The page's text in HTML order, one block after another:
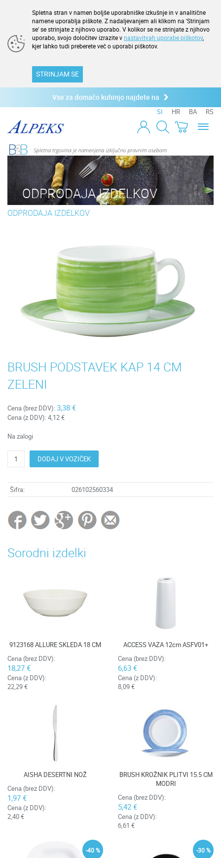
Spletna stran v namen boljše uporabniške izkušnje in v analitične
namene uporablja piškote. Z nadaljevanjem ali klikom na 'Strinjam
se' se strinjate z njihovo uporabo. V kolikor se ne strinjate z njihovo
uporabo, svojo določitev izrazite vnastavitvah uporabe piškotov,
kjer lahko tudi preberete več o uporabi piškotov.
STRINJAM SE
Vse za domačo kuhinjo najdete na
SI HR BA
RS
Toggle
ODPRODAJA IZDELKOV
ODPRODAJA IZDELKOV
BRUSH PODSTAVEK KAP 14 CM
ZELENI
Cena (brez DDV): 3,38 €
Cena (z DDV): 4,12 €
Na zalogi
DODAJ V VOZIČEK
Šifra: 026102560334
Sorodni izdelki
9123168 ALLURE SKLEDA 18 CM
Cena (brez DDV):
18,27 €
Cena (z DDV):
22,29 €
ACCESS VAZA 12cm ASFV01+
Cena (brez DDV):
6,63 €
Cena (z DDV):
8,09 €
AISHA DESERTNI NOŽ
Cena (brez DDV):
1,97 €
Cena (z DDV):
2,40 €
BRUSH KROŽNIK PLITVI 15.5 CM
MODRI
Cena (brez DDV):
5,42 €
Cena (z DDV):
6,61 €
-40 % -30 %